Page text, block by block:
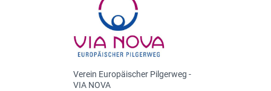
Verein Europäischer Pilgerweg -
VIA NOVA